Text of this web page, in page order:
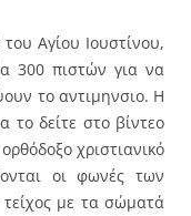
Αγίου Ιουστίνου,
300 πιστών για να
το αντιμηνσιο. Η
το δείτε στο βίντεο
χριστιανικό
οι φωνές των
με τα σώματά